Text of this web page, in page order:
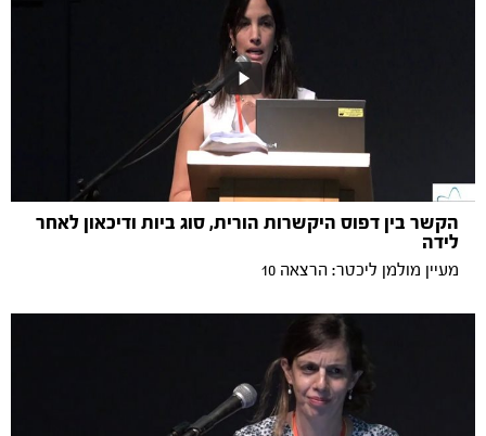
הקשר בין דפוס היקשרות הורית, סוג ביות ודיכאון לאחר
לידה
מעיין מולמן ליכטר: הרצאה 10